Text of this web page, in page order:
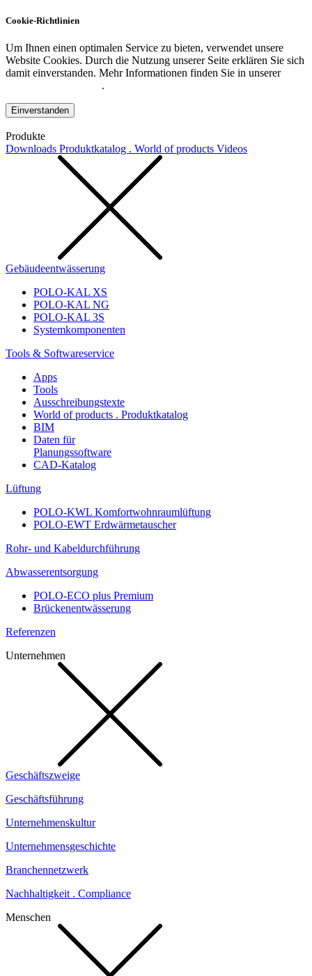
Cookie-Richtlinien
Um Ihnen einen optimalen Service zu bieten, verwendet unsere
Website Cookies. Durch die Nutzung unserer Seite erklären Sie sich
damit einverstanden. Mehr Informationen finden Sie in unserer
.
Einverstanden
Produkte
Downloads Produktkatalog . World of products Videos
Gebäudeentwässerung
POLO-KAL XS
POLO-KAL NG
POLO-KAL 3S
Systemkomponenten
Tools & Softwareservice
Apps
Tools
Ausschreibungstexte
World of products . Produktkatalog
BIM
Daten für
Planungssoftware
CAD-Katalog
Lüftung
POLO-KWL Komfortwohnraumlüftung
POLO-EWT Erdwärmetauscher
Rohr- und Kabeldurchführung
Abwasserentsorgung
POLO-ECO plus Premium
Brückenentwässerung
Referenzen
Unternehmen
Geschäftszweige
Geschäftsführung
Unternehmenskultur
Unternehmensgeschichte
Branchennetzwerk
Nachhaltigkeit . Compliance
Menschen